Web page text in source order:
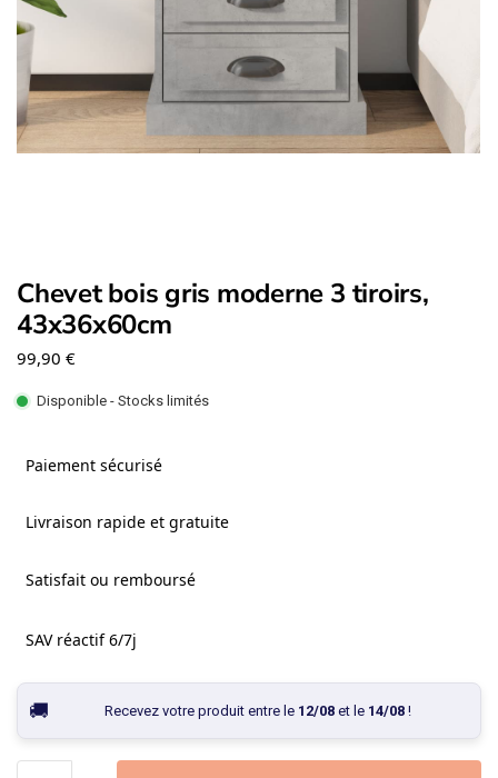
Chevet bois gris moderne 3 tiroirs,
43x36x60cm
99,90 €
Disponible - Stocks limités
Paiement sécurisé
Livraison rapide et gratuite
Satisfait ou remboursé
SAV réactif 6/7j
Recevez votre produit entre le 12/08et le 14/08!